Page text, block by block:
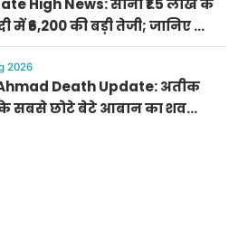
High News: सोना ₹1.5 लाख के
में ₹6,200 की बड़ी तेजी; जानिए क्यों
बढ़ गए रेट
2026
Death Update: अतीक
सबसे छोटे बेटे आबान का शव